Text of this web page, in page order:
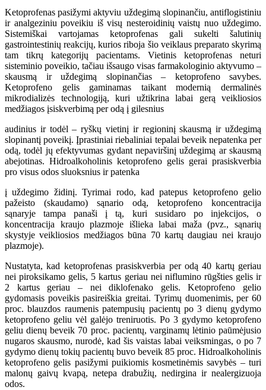
Ketoprofenas pasižymi aktyviu uždegimą slopinančiu, antiflogistiniu
ir analgeziniu poveikiu iš visų nesteroidinių vaistų nuo uždegimo.
Sistemiškai vartojamas ketoprofenas gali sukelti šalutinių
gastrointestinių reakcijų, kurios riboja šio veiklaus preparato skyrimą
tam tikrų kategorijų pacientams. Vietinis ketoprofenas neturi
sisteminio poveikio, tačiau išsaugo visas farmakologinio aktyvumo –
skausmą ir uždegimą slopinančias – ketoprofeno savybes.
Ketoprofeno gelis gaminamas taikant modernią dermalinės
mikrodializės technologiją, kuri užtikrina labai gerą veikliosios
medžiagos įsiskverbimą per odą į gilesnius
audinius ir todėl – ryškų vietinį ir regioninį skausmą ir uždegimą
slopinantį poveikį. Įprastiniai riebaliniai tepalai beveik nepatenka per
odą, todėl jų efektyvumas gydant nepaviršinį uždegimą ar skausmą
abejotinas. Hidroalkoholinis ketoprofeno gelis gerai prasiskverbia
pro visus odos sluoksnius ir patenka
į uždegimo židinį. Tyrimai rodo, kad patepus ketoprofeno gelio
pažeisto (skaudamo) sąnario odą, ketoprofeno koncentracija
sąnaryje tampa panaši į tą, kuri susidaro po injekcijos, o
koncentracija kraujo plazmoje išlieka labai maža (pvz., sąnarių
skystyje veikliosios medžiagos būna 70 kartų daugiau nei kraujo
plazmoje).
Nustatyta, kad ketoprofenas prasiskverbia per odą 40 kartų geriau
nei piroksikamo gelis, 5 kartus geriau nei niflumino rūgšties gelis ir
2 kartus geriau – nei diklofenako gelis. Ketoprofeno gelio
gydomasis poveikis pasireiškia greitai. Tyrimų duomenimis, per 60
proc. blauzdos raumenis patempusių pacientų po 3 dienų gydymo
ketoprofeno geliu vėl galėjo treniruotis. Po 3 gydymo ketoprofeno
geliu dienų beveik 70 proc. pacientų, varginamų lėtinio paūmėjusio
nugaros skausmo, nurodė, kad šis vaistas labai veiksmingas, o po 7
gydymo dienų tokių pacientų buvo beveik 85 proc. Hidroalkoholinis
ketoprofeno gelis pasižymi puikiomis kosmetinėmis savybės – turi
malonų gaivų kvapą, netepa drabužių, nedirgina ir nealergizuoja
odos.